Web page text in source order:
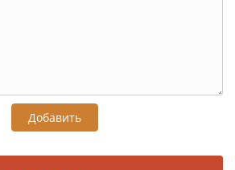
Добавить